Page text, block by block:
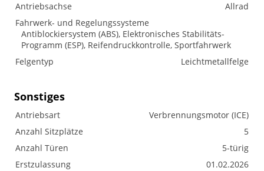
Antriebsachse
Allrad
Fahrwerk- und Regelungssysteme
Antiblockiersystem (ABS), Elektronisches Stabilitäts-
Programm (ESP), Reifendruckkontrolle, Sportfahrwerk
Felgentyp
Leichtmetallfelge
Sonstiges
Antriebsart
Verbrennungsmotor (ICE)
Anzahl Sitzplätze
5
Anzahl Türen
5-türig
Erstzulassung
01.02.2026